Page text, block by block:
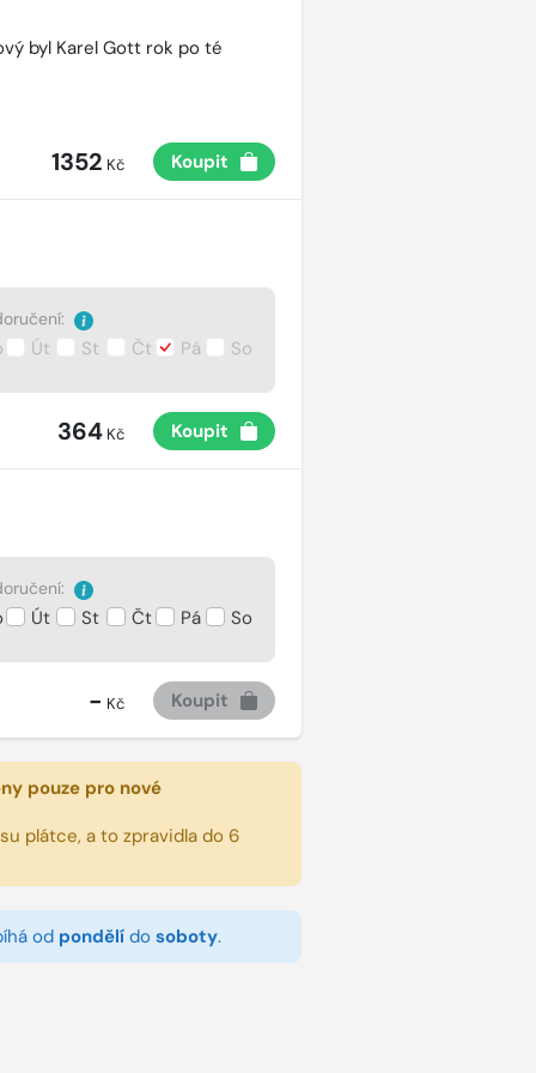
byl Karel Gott rok po té
1352 Kč Koupit
Út St Čt Pá So
364Kč Koupit
Út St Čt Pá So
- Kč Koupit
pouze pro nové
plátce, a to zpravidla do 6
od pondělído soboty.